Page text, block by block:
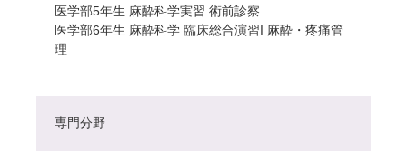
医学部5年生 麻酔科学実習 術前診察
医学部6年生 麻酔科学 臨床総合演習I 麻酔・疼痛管
理
専門分野